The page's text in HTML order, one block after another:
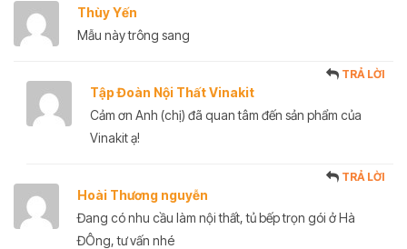
Thùy Yến
Mẫu này trông sang
Tập Đoàn Nội Thất Vinakit
TRẢ LỜI
Cảm ơn Anh (chị) đã quan tâm đến sản phẩm của
Vinakit ạ!
Hoài Thương nguyễn
TRẢ LỜI
Đang có nhu cầu làm nội thất, tủ bếp trọn gói ở Hà
ĐÔng, tư vấn nhé